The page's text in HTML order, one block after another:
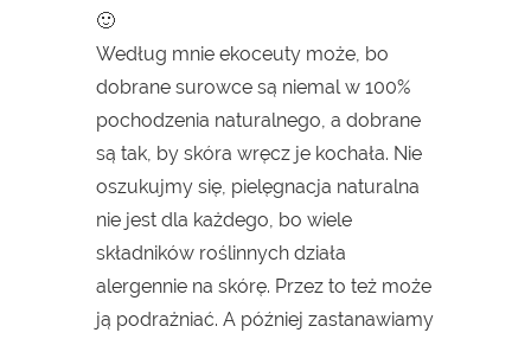
🙂
Według mnie ekoceuty może, bo
dobrane surowce są niemal w 100%
pochodzenia naturalnego, a dobrane
są tak, by skóra wręcz je kochała. Nie
oszukujmy się, pielęgnacja naturalna
nie jest dla każdego, bo wiele
składników roślinnych działa
alergennie na skórę. Przez to też może
ją podrażniać. A później zastanawiamy